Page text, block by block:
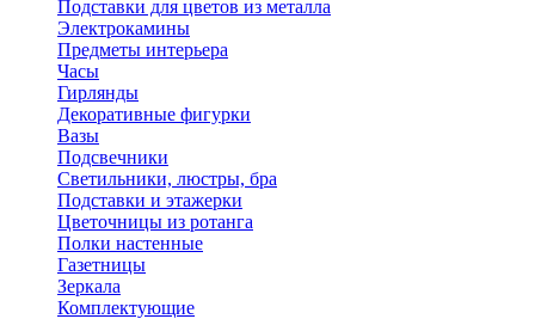
Подставки для цветов из металла
Электрокамины
Предметы интерьера
Часы
Гирлянды
Декоративные фигурки
Вазы
Подсвечники
Светильники, люстры, бра
Подставки и этажерки
Цветочницы из ротанга
Полки настенные
Газетницы
Зеркала
Комплектующие